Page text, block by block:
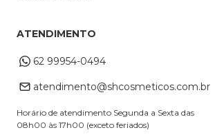
Cupons
Troca e Devoluções
Dúvidas Frequentes
Alterar Cadastro
ATENDIMENTO
62 99954-0494
atendimento@shcosmeticos.com.br
Horário de atendimento Segunda a Sexta das
08h00 às 17h00 (exceto feriados)